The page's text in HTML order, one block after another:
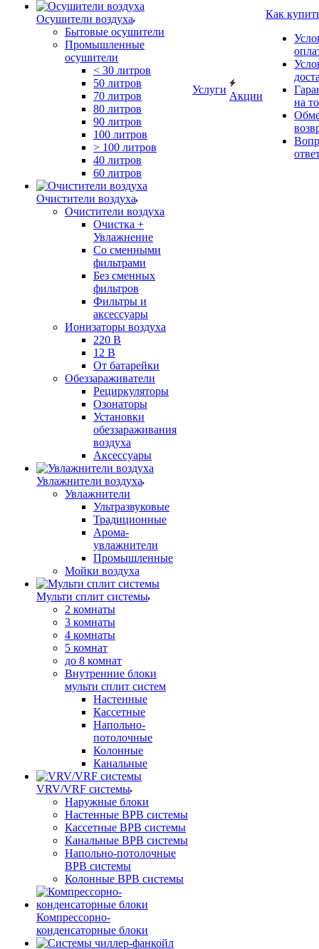
Осушители воздуха
Бытовые осушители
Промышленные
осушители
< 30 литров
50 литров
70 литров
80 литров
90 литров
100 литров
> 100 литров
40 литров
60 литров
Очистители воздуха
Очистители воздуха
Очистка +
Увлажнение
Cо сменными
фильтрами
Без сменных
фильтров
Фильтры и
аксессуары
Ионизаторы воздуха
220 В
12 В
От батарейки
Обеззараживатели
Рециркуляторы
Озонаторы
Установки
обеззараживания
воздуха
Аксессуары
Увлажнители воздуха
Увлажнители
Ультразвуковые
Традиционные
Арома-
увлажнители
Промышленные
Мойки воздуха
Мульти сплит системы
2 комнаты
3 комнаты
4 комнаты
5 комнат
до 8 комнат
Внутренние блоки
мульти сплит систем
Настенные
Кассетные
Напольно-
потолочные
Колонные
Канальные
VRV/VRF системы
Наружные блоки
Настенные ВРВ системы
Кассетные ВРВ системы
Канальные ВРВ системы
Напольно-потолочные
ВРВ системы
Колонные ВРВ системы
Компрессорно-
конденсаторные блоки
Услуги
Акции
Как
на